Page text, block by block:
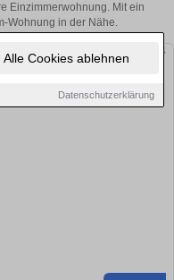
Alle Cookies ablehnen
Datenschutzerklärung
Einzimmerwohnung. Mit ein
Wohnung in der Nähe.